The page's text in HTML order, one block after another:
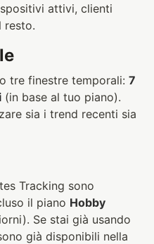
attivi, clienti
resto.
tre finestre temporali: 7
(in base al tuo piano).
sia i trend recenti sia
Tracking sono
il piano Hobby
Se stai già usando
già disponibili nella